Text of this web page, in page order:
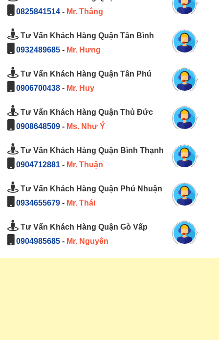
0825841514 - Mr. Thắng
Tư Vấn Khách Hàng Quận Tân Bình
0932489685 - Mr. Hưng
Tư Vấn Khách Hàng Quận Tân Phú
0906700438 - Mr. Huy
Tư Vấn Khách Hàng Quận Thủ Đức
0908648509 - Ms. Như Ý
Tư Vấn Khách Hàng Quận Bình Thạnh
0904712881 - Mr. Thuận
Tư Vấn Khách Hàng Quận Phú Nhuận
0934655679 - Mr. Thái
Tư Vấn Khách Hàng Quận Gò Vấp
0904985685 - Mr. Nguyên